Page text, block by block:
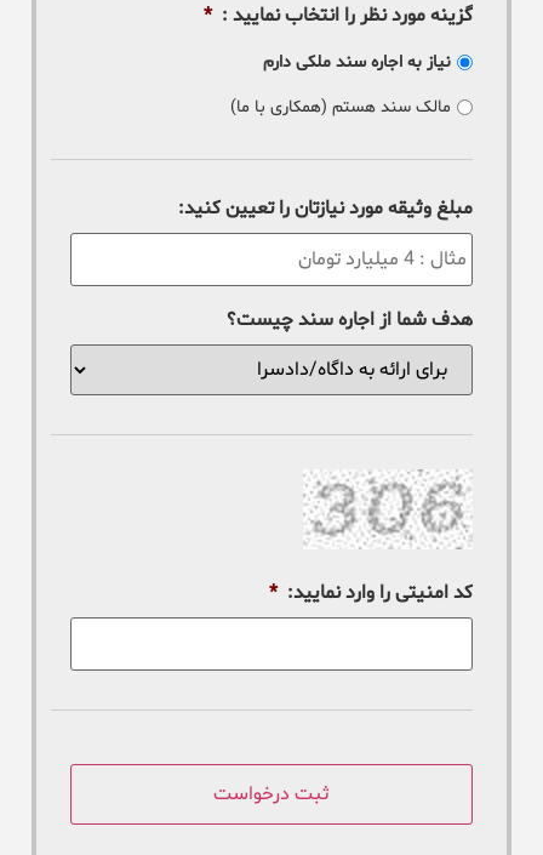
گزینه مورد نظر را انتخاب نمایید : *
نیاز به اجاره سند ملکی دارم
مالک سند هستم (همکاری با ما)
مبلغ وثیقه مورد نیازتان را تعیین کنید:
هدف شما از اجاره سند چیست؟
کد امنیتی را وارد نمایید: *